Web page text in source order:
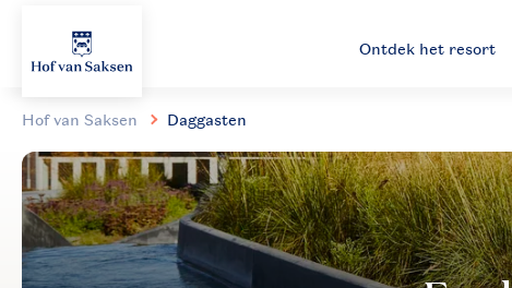
Ontdek het resort
Hof van Saksen Daggasten